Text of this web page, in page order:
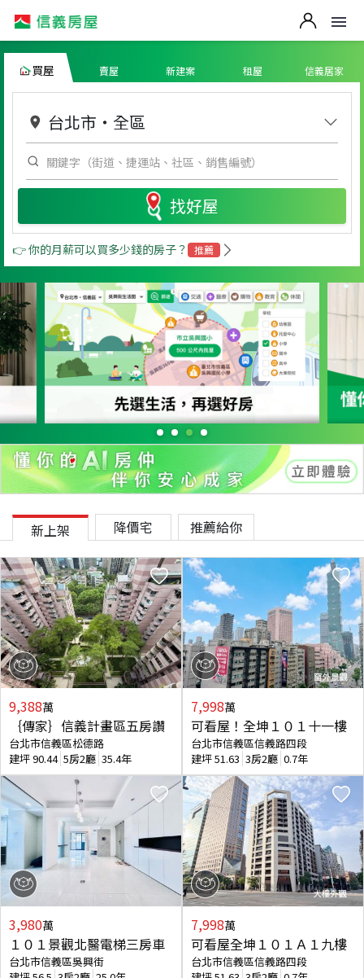
買屋 賣屋 新建案 租屋 信義居家
台北市 ・ 全區
找好屋
👉 你的月薪可以買多少錢的房子？ 推薦
新上架 降價宅 推薦給你
9,388萬
｛傳家｝信義計畫區五房讚
台北市信義區松德路
建坪90.44 5房2廳 35.4年
3,980萬
１０１景觀北醫電梯三房車
台北市信義區吳興街
7,998萬
可看屋！全坤１０１十一樓
台北市信義區信義路四段
建坪51.63 3房2廳 0.7年
7,998萬
可看屋全坤１０１Ａ１九樓
台北市信義區信義路四段